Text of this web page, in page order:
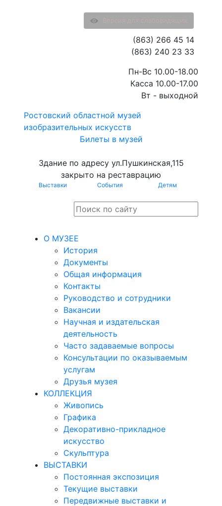
Ростовский областной музей
изобразительных искусств
Билеты в музей
Здание по адресу ул.Пушкинская,115
закрыто на реставрацию
Выставки События Детям
(863) 266 45 14
(863) 240 23 33
Пн-Вс 10.00-18.00
Касса 10.00-17.00
Вт - выходной
О МУЗЕЕ
История
Документы
Общая информация
Контакты
Руководство и сотрудники
Вакансии
Научная и издательская
деятельность
Часто задаваемые вопросы
Консультации по оказываемым
услугам
Друзья музея
КОЛЛЕКЦИЯ
Живопись
Графика
Декоративно-прикладное
искусство
Скульптура
ВЫСТАВКИ
Постоянная экспозиция
Текущие выставки
Передвижные выставки и